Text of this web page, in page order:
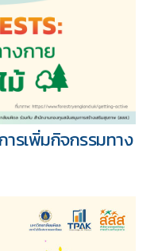
เพิ่มการ